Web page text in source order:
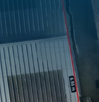
en
d’entretien
toiture et
réparation
toiture
terrasse